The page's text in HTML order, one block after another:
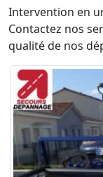
Intervention en
Contactez nos
qualité de nos